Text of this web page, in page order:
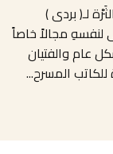
لـ( بردى )
لنفسهِ مجالاً خاصاً
عام والفتيان
المسرح...